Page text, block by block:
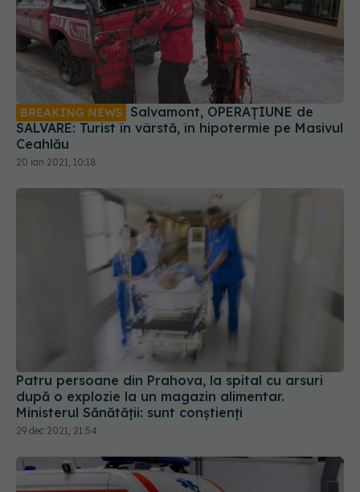
BREAKING NEWS
SALVARE: Turist în vârstă, în hipotermie pe Masivul
Ceahlău
20 ian 2021, 10:18
Patru persoane din Prahova, la spital cu arsuri
după o explozie la un magazin alimentar.
Ministerul Sănătății: sunt conștienți
29 dec 2021, 21:54